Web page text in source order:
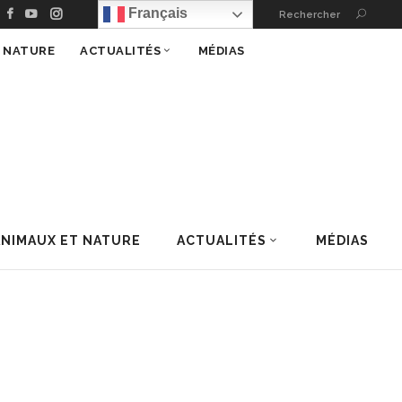
Français Rechercher
ET NATURE ACTUALITÉS MÉDIAS
ACTUALITÉS MÉDIAS